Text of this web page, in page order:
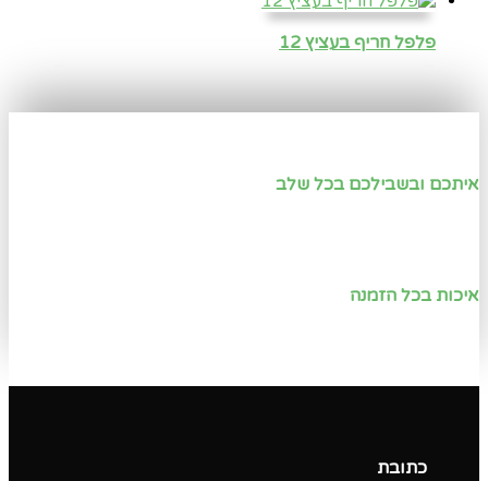
פלפל חריף בעציץ 12
איתכם ובשבילכם בכל שלב
איכות בכל הזמנה
כתובת